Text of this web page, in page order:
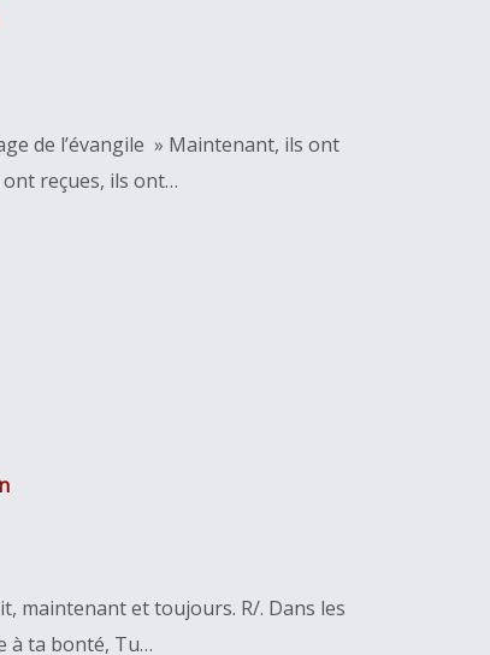
de l’évangile » Maintenant, ils ont
ont reçues, ils ont…
maintenant et toujours. R/. Dans les
à ta bonté, Tu…